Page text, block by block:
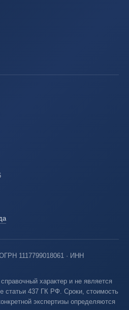
1117799018061 · ИНН
характер и не является
статьи 437 ГК РФ. Сроки, стоимость
экспертизы определяются